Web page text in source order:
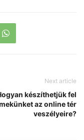
Next article
készíthetjük fel
az online tér
veszélyeire?